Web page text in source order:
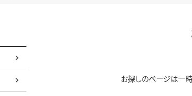
お探しのページは一